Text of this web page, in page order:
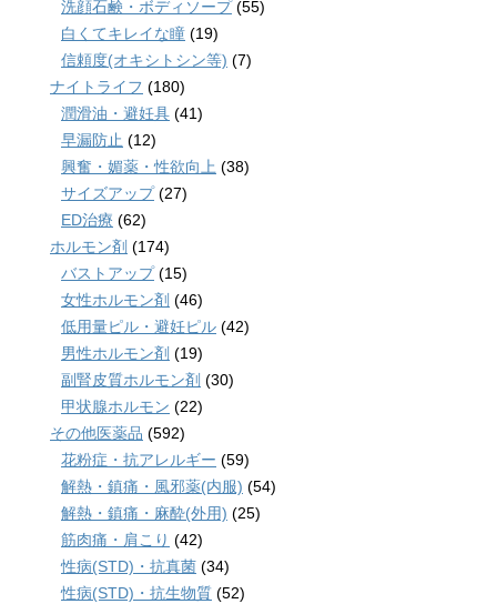
洗顔石鹸・ボディソープ(55)
白くてキレイな瞳 (19)
信頼度(オキシトシン等) (7)
ナイトライフ (180)
潤滑油・避妊具 (41)
早漏防止 (12)
興奮・媚薬・性欲向上 (38)
サイズアップ(27)
ED治療 (62)
ホルモン剤 (174)
バストアップ(15)
女性ホルモン剤 (46)
低用量ピル・避妊ピル (42)
男性ホルモン剤 (19)
副腎皮質ホルモン剤 (30)
甲状腺ホルモン (22)
その他医薬品 (592)
花粉症・抗アレルギー (59)
解熱・鎮痛・風邪薬(内服) (54)
解熱・鎮痛・麻酔(外用) (25)
筋肉痛・肩こり (42)
性病(STD)・抗真菌 (34)
性病(STD)・抗生物質 (52)